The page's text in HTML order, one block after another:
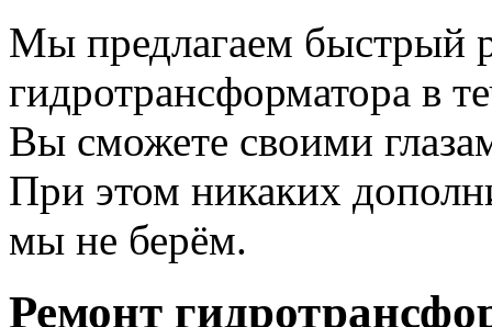
Мы предлагаем быстрый
гидротрансформатора в
Вы сможете своими
При этом никаких
мы не берём.
Ремонт